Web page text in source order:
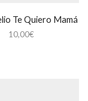
Te Quiero Mamá
10,00€